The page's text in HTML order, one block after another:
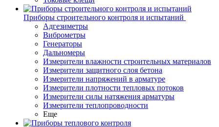
Приборы строительного контроля и испытаний
Адгезиметры
Виброметры
Генераторы
Дальномеры
Измерители влажности строительных материалов
Измерители защитного слоя бетона
Измерители напряжений в арматуре
Измерители плотности тепловых потоков
Измерители силы натяжения арматуры
Измерители теплопроводности
Еще